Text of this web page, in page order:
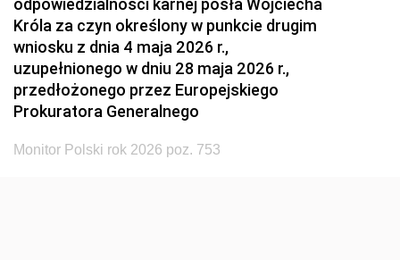
Króla za czyn określony w punkcie drugim
wniosku z dnia 4 maja 2026 r.,
uzupełnionego w dniu 28 maja 2026 r.,
przedłożonego przez Europejskiego
Prokuratora Generalnego
Monitor Polski rok 2026 poz. 753